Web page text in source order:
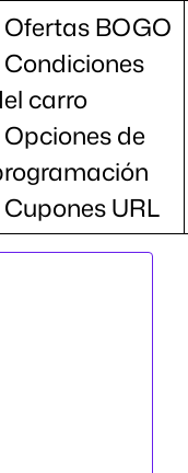
BOGO
carro
de
URL